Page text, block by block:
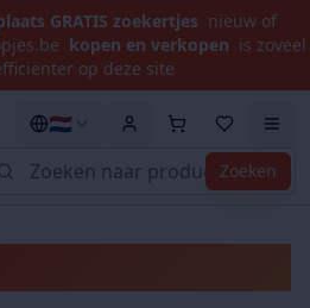
GRATIS zoekertjes nieuw of
kopen en verkopen is zoveel
op deze site
Zoeken
🇳🇱